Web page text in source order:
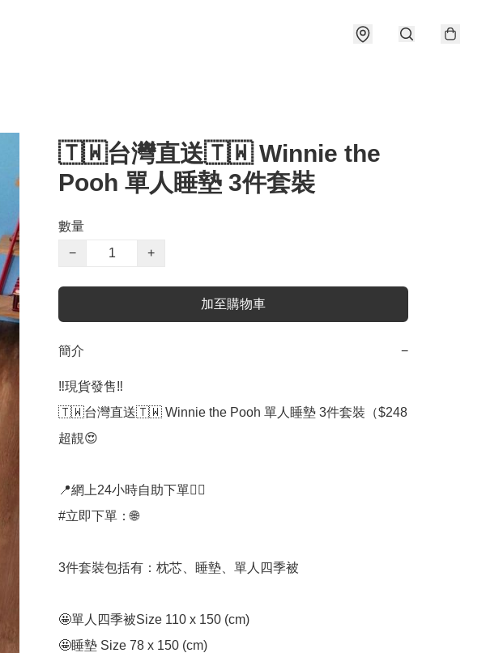
🇹🇼台灣直送🇹🇼 Winnie the
Pooh 單人睡墊 3件套裝
數量
−
+
加至購物車
簡介 −
‼️現貨發售‼️
🇹🇼台灣直送🇹🇼 Winnie the Pooh 單人睡墊 3件套裝（$248
超靚😍
📍網上24小時自助下單👍🏻
#立即下單：🌐
3件套裝包括有：枕芯、睡墊、單人四季被
🤩單人四季被Size 110 x 150 (cm)
🤩睡墊 Size 78 x 150 (cm)